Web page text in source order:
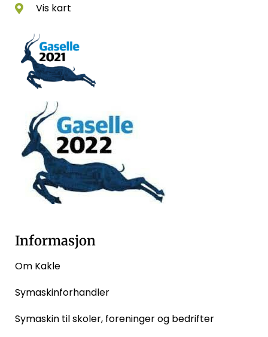
Vis kart
Informasjon
Om Kakle
Symaskinforhandler
Symaskin til skoler, foreninger og bedrifter